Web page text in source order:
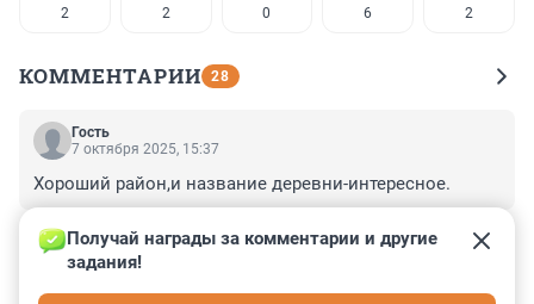
2 2 0 6 2
КОММЕНТАРИИ 28
Гость
7 октября 2025, 15:37
Хороший район,и название деревни-интересное.
–0
Гость
Получай награды за комментарии и другие
задания!